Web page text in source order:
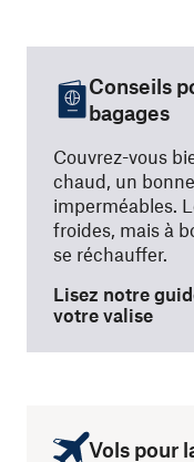
Conseils
bagages
Couvrez-vous
chaud, un
imperméables.
froides, mais à
se réchauffer.
Lisez notre
votre valise
Vols pour